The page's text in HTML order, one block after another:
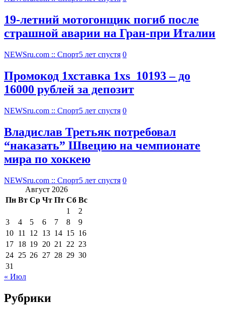
19-летний мотогонщик погиб после
страшной аварии на Гран-при Италии
NEWSru.com :: Спорт5 лет спустя 0
Промокод 1хставка 1xs_10193 – до
16000 рублей за депозит
NEWSru.com :: Спорт5 лет спустя 0
Владислав Третьяк потребовал
“наказать” Швецию на чемпионате
мира по хоккею
NEWSru.com :: Спорт5 лет спустя 0
Август 2026
Пн Вт Ср Чт Пт Сб Вс
1
2
3
4 5 6 7 8
9
10 11 12 13 14 15 16
17 18 19 20 21 22 23
24 25 26 27 28 29 30
31
« Июл
Рубрики